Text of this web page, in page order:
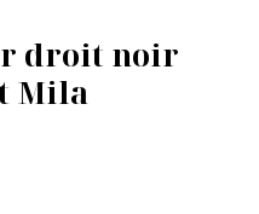
droit noir
Mila